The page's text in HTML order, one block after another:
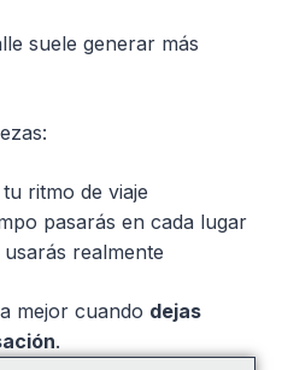
suele generar más
ritmo de viaje
pasarás en cada lugar
realmente
mejor cuando dejas
.